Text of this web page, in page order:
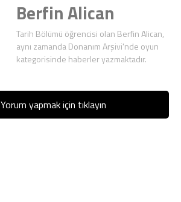
Berfin Alican
Tarih Bölümü öğrencisi olan Berfin Alican,
aynı zamanda Donanım Arşivi'nde oyun
kategorisinde haberler yazmaktadır.
Yorum yapmak için tıklayın